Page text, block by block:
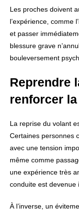
Les proches doivent
l’expérience, comme
et passer
blessure grave
bouleversement
Reprendre
renforcer
La reprise du volant
Certaines personnes
avec une tension
même comme
une expérience très
conduite est devenue
À l’inverse, un